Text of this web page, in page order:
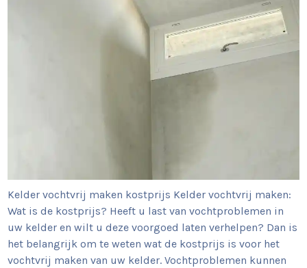
Kelder vochtvrij maken kostprijs Kelder vochtvrij maken:
Wat is de kostprijs? Heeft u last van vochtproblemen in
uw kelder en wilt u deze voorgoed laten verhelpen? Dan is
het belangrijk om te weten wat de kostprijs is voor het
vochtvrij maken van uw kelder. Vochtproblemen kunnen